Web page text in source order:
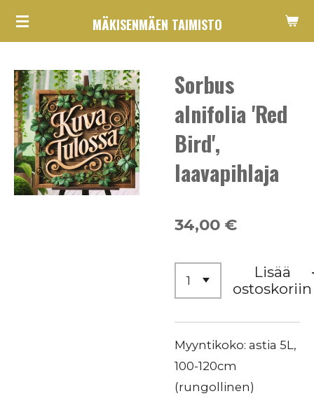
Siirry
MÄKISENMÄEN TAIMISTO
Sorbus
alnifolia 'Red
Bird',
laavapihlaja
34,00 €
Lisää
ostoskoriin
Myyntikoko: astia 5L,
100-120cm
(rungollinen)